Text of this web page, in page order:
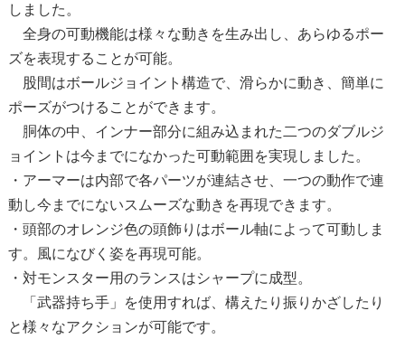
しました。
全身の可動機能は様々な動きを生み出し、あらゆるポー
ズを表現することが可能。
股間はボールジョイント構造で、滑らかに動き、簡単に
ポーズがつけることができます。
胴体の中、インナー部分に組み込まれた二つのダブルジ
ョイントは今までになかった可動範囲を実現しました。
・アーマーは内部で各パーツが連結させ、一つの動作で連
動し今までにないスムーズな動きを再現できます。
・頭部のオレンジ色の頭飾りはボール軸によって可動しま
す。風になびく姿を再現可能。
・対モンスター用のランスはシャープに成型。
「武器持ち手」を使用すれば、構えたり振りかざしたり
と様々なアクションが可能です。